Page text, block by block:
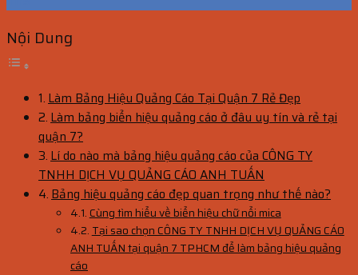
Nội Dung
Làm Bảng Hiệu Quảng Cáo Tại Quận 7 Rẻ Đẹp
Làm bảng biển hiệu quảng cáo ở đâu uy tín và rẻ tại
quận 7?
Lí do nào mà bảng hiệu quảng cáo của CÔNG TY
TNHH DỊCH VỤ QUẢNG CÁO ANH TUẤN
Bảng hiệu quảng cáo đẹp quan trọng như thế nào?
Cùng tìm hiểu về biển hiệu chữ nổi mica
Tại sao chọn CÔNG TY TNHH DỊCH VỤ QUẢNG CÁO
ANH TUẤN tại quận 7 TPHCM để làm bảng hiệu quảng
cáo